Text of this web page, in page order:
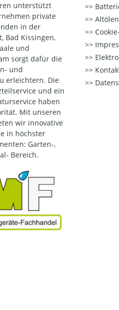
unterstützt
private
in der
Bad Kissingen,
und
sorgt dafür die
und
erleichtern. Die
und ein
haben
Mit unseren
wir innovative
in höchster
Garten-,
Bereich.